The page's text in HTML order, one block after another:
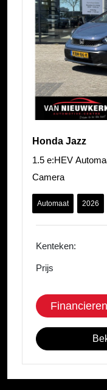
Honda Jazz
1.5 e:HEV
Camera
Automaat 2026
Kenteken:
Prijs